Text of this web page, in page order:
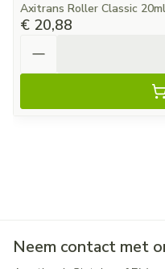
Axitrans Roller Classic 20ml
€ 20,88
Neem contact met